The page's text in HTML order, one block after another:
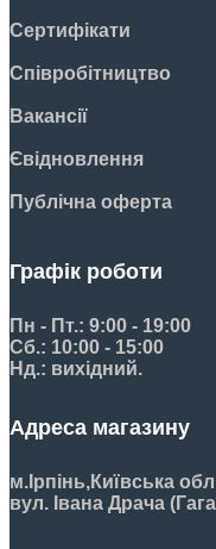
Сертифікати
Співробітництво
Вакансії
Євідновлення
Публічна оферта
Графік роботи
Пн - Пт.: 9:00 - 19:00
Сб.: 10:00 - 15:00
Нд.: вихідний.
Адреса магазину
м.Ірпінь,Київська
вул. Івана Драча